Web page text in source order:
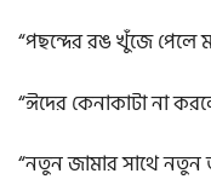
“পছন্দের রঙ খুঁজে পেলে
“ঈদের কেনাকাটা না
“নতুন জামার সাথে নতুন